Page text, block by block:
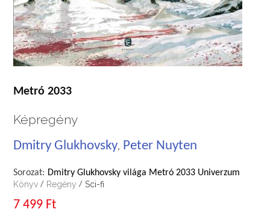
Metró 2033
Képregény
Dmitry Glukhovsky, Peter Nuyten
Sorozat: Dmitry Glukhovsky világa Metró 2033 Univerzum
Könyv / Regény / Sci-fi
7 499 Ft